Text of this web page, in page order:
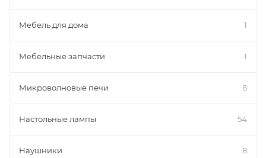
Мебель для дома 1
Мебельные запчасти 1
Микроволновые печи 8
Настольные лампы 54
Наушники 8